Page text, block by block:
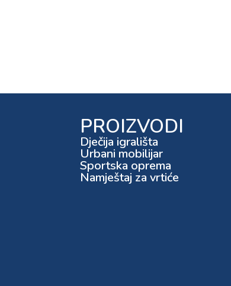
PROIZVODI
Dječija igrališta
Urbani mobilijar
Sportska oprema
Namještaj za vrtiće